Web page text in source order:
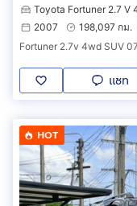
Toyota Fortuner 2.7 V
2007
198,097 กม.
แชท
HOT